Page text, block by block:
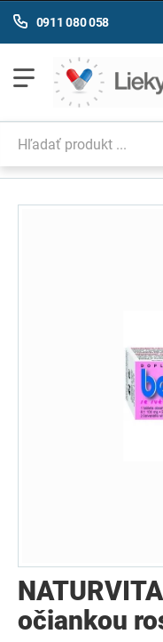
0911 080 058
očiankou